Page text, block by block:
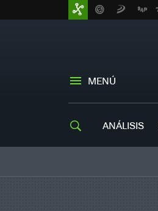
MENÚ
ANÁLISIS